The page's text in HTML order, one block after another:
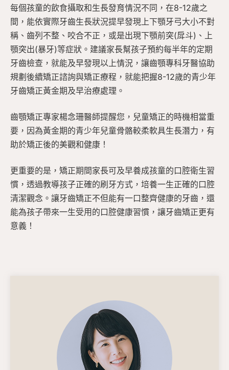
每個孩童的飲食攝取和生長發育情況不同，在8-12歲之
間，能依實際牙齒生長狀況提早發現上下顎牙弓大小不對
稱、齒列不整、咬合不正，或是出現下顎前突(戽斗)、上
顎突出(暴牙)等症狀。建議家長幫孩子預約每半年的定期
牙齒檢查，就能及早發現以上情況，讓齒顎專科牙醫協助
規劃後續矯正諮詢與矯正療程，就能把握8-12歲的青少年
牙齒矯正黃金期及早治療處理。
齒顎矯正專家楊念珊醫師提醒您，兒童矯正的時機相當重
要，因為黃金期的青少年兒童骨骼較柔軟具生長潛力，有
助於矯正後的美觀和健康！
更重要的是，矯正期間家長可及早養成孩童的口腔衛生習
慣，透過教導孩子正確的刷牙方式，培養一生正確的口腔
清潔觀念。讓牙齒矯正不但能有一口整齊健康的牙齒，還
能為孩子帶來一生受用的口腔健康習慣，讓牙齒矯正更有
意義！